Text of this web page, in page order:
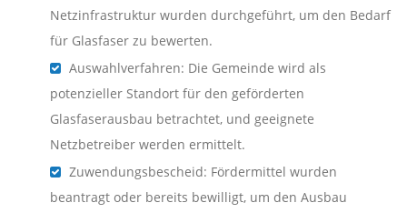
Netzinfrastruktur wurden durchgeführt, um den Bedarf
für Glasfaser zu bewerten.
Auswahlverfahren: Die Gemeinde wird als
potenzieller Standort für den geförderten
Glasfaserausbau betrachtet, und geeignete
Netzbetreiber werden ermittelt.
Zuwendungsbescheid: Fördermittel wurden
beantragt oder bereits bewilligt, um den Ausbau